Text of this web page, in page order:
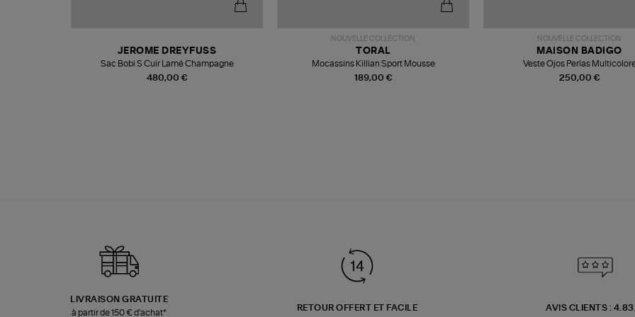
480,00 €
JEROME DREYFUSS
Sac Bobi S Cuir Lamé Champagne
NOUVELLE COLLECTION
189,00 €
TORAL
Mocassins Killian Sport Mousse
NOUVELLE COLLECTION
250,00 €
MAISON BADIGO
Veste Ojos Perlas
LIVRAISON GRATUITE
à partir de 150 € d'achat*
RETOUR OFFERT ET FACILE
AVIS CLIENTS :